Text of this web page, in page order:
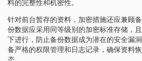
料的完整性和机密性。
针对前台暂存的资料，加密措施还应兼顾
份数据应采用同等级别的加密标准存储，
下进行，防止备份数据成为潜在的安全漏
备严格的权限管理和日志记录，确保资料